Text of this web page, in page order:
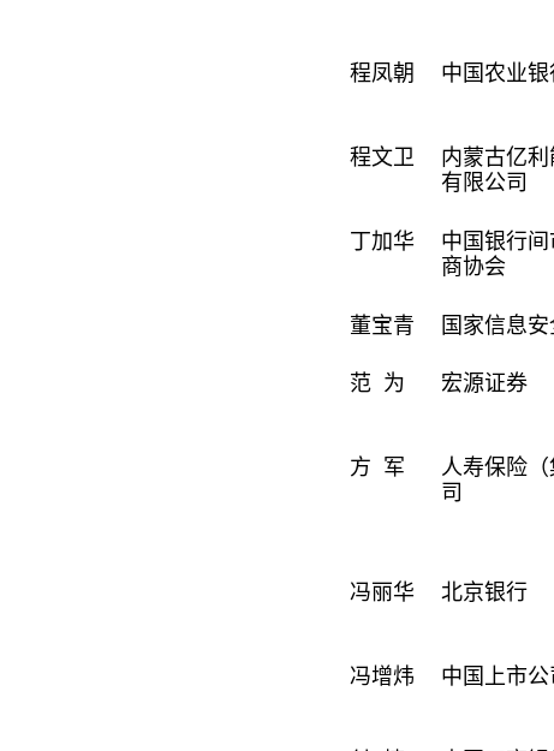
程凤朝 中国农业
程文卫
内蒙古亿
有限公司
丁加华
中国银行
商协会
董宝青
国家信息
范 为
宏源证券
方 军
人寿保险
司
冯丽华 北京银行
冯增炜
中国上市